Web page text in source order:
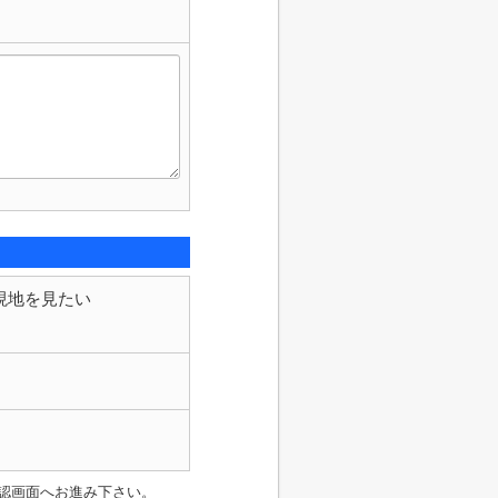
地を見たい
面へお進み下さい。